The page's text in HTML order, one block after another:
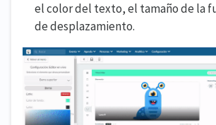
el color del texto, el tamaño de la
de desplazamiento.